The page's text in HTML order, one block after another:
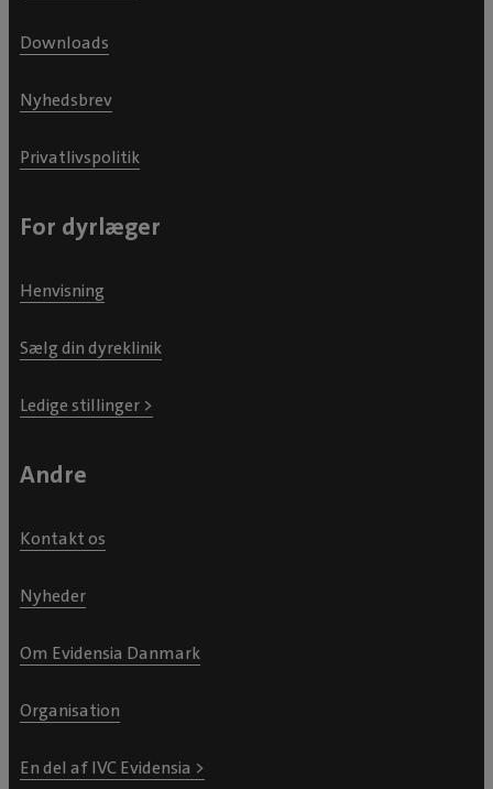
Downloads
Nyhedsbrev
Privatlivspolitik
For dyrlæger
Henvisning
Sælg din dyreklinik
Ledige stillinger >
Andre
Kontakt os
Nyheder
Om Evidensia Danmark
Organisation
En del af IVC Evidensia >